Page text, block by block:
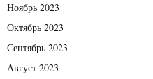
Ноябрь 2023
Октябрь 2023
Сентябрь 2023
Август 2023